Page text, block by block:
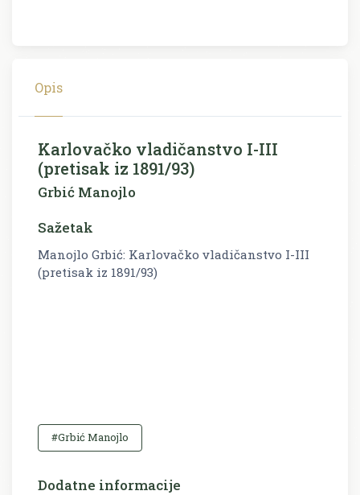
Opis
Karlovačko vladičanstvo I-III
(pretisak iz 1891/93)
Grbić Manojlo
Sažetak
Manojlo Grbić: Karlovačko vladičanstvo I-III
(pretisak iz 1891/93)
#Grbić Manojlo
Dodatne informacije